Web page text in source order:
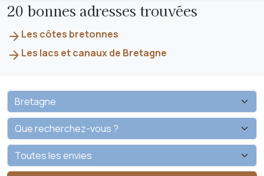
20 bonnes adresses trouvées
arrow_forward Les côtes bretonnes
arrow_forward Les lacs et canaux de Bretagne